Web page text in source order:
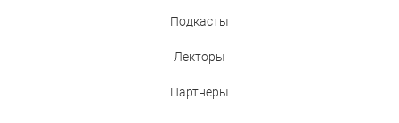
Подкасты
Лекторы
Партнеры